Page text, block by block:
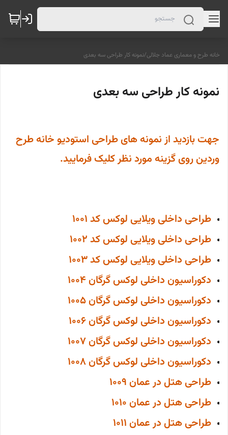
خانه طرح و معماری عماد جلالی/نمونه کار طراحی سه بعدی
نمونه کار طراحی سه بعدی
جهت بازدید از نمونه های طراحی استودیو خانه طرح
وردین روی گزینه مورد نظر کلیک فرمایید.
طراحی داخلی ویلایی لوکس کد 1001
طراحی داخلی ویلایی لوکس کد 1002
طراحی داخلی ویلایی لوکس کد 1003
دکوراسیون داخلی لوکس گرگان 1004
دکوراسیون داخلی لوکس گرگان 1005
دکوراسیون داخلی لوکس گرگان 1006
دکوراسیون داخلی لوکس گرگان 1007
دکوراسیون داخلی لوکس گرگان 1008
طراحی هتل در عمان 1009
طراحی هتل در عمان 1010
طراحی هتل در عمان 1011